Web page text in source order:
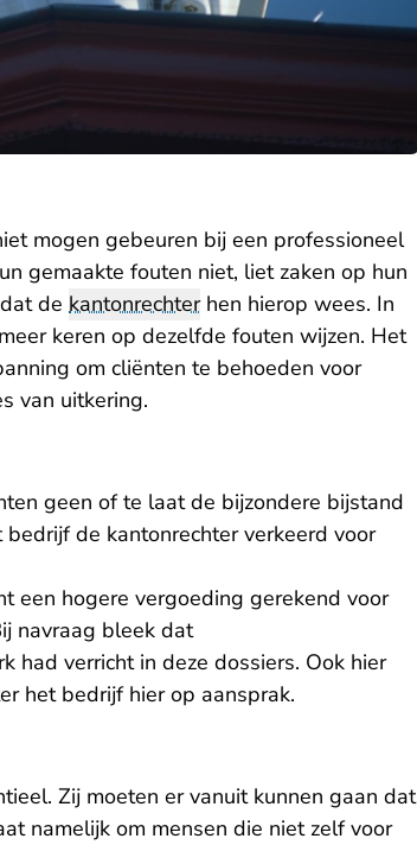
mogen gebeuren bij een professioneel
gemaakte fouten niet, liet zaken op hun
de kantonrechterhen hierop wees. In
keren op dezelfde fouten wijzen. Het
om cliënten te behoeden voor
van uitkering.
geen of te laat de bijzondere bijstand
de kantonrechter verkeerd voor
een hogere vergoeding gerekend voor
navraag bleek dat
had verricht in deze dossiers. Ook hier
het bedrijf hier op aansprak.
Zij moeten er vanuit kunnen gaan dat
namelijk om mensen die niet zelf voor